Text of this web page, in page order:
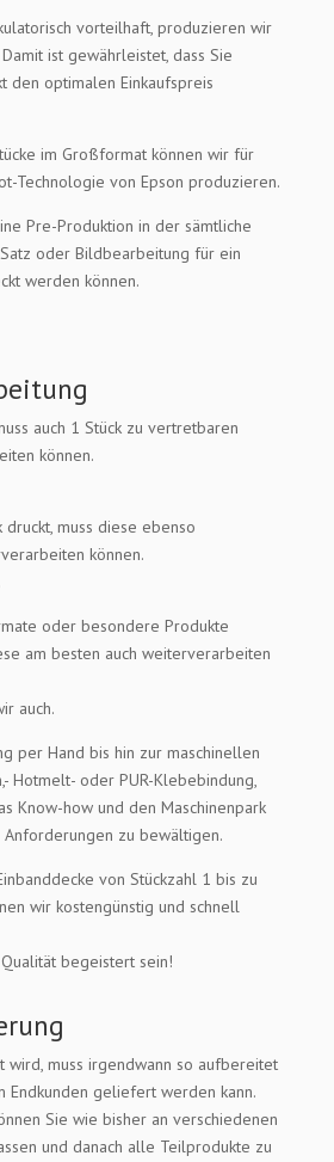
vorteilhaft, produzieren wir
ist gewährleistet, dass Sie
den optimalen Einkaufspreis
im Großformat können wir für
Technologie von Epson produzieren.
Pre-Produktion in der sämtliche
oder Bildbearbeitung für ein
werden können.
auch 1 Stück zu vertretbaren
können.
muss diese ebenso
können.
oder besondere Produkte
am besten auch weiterverarbeiten
auch.
per Hand bis hin zur maschinellen
Hotmelt- oder PUR-Klebebindung,
Know-how und den Maschinenpark
zu bewältigen.
von Stückzahl 1 bis zu
wir kostengünstig und schnell
begeistert sein!
muss irgendwann so aufbereitet
Endkunden geliefert werden kann.
Sie wie bisher an verschiedenen
und danach alle Teilprodukte zu